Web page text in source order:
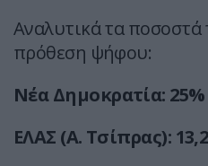
Αναλυτικά τα
πρόθεση ψήφου:
Νέα Δημοκρατία: 25%
ΕΛΑΣ (Α. Τσίπρας):